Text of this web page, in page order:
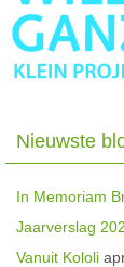
Nieuwste
In Memoriam
Jaarverslag
Vanuit Kololi